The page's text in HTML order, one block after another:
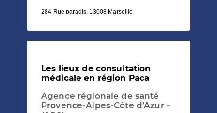
284 Rue paradis, 13008 Marseille
Les lieux de consultation
médicale en région Paca
Agence régionale de santé
Provence-Alpes-Côte d’Azur -